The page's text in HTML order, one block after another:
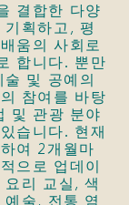
결합한 다양
획하고, 평
움의 사회로
합니다. 뿐만
및 공예의
참여를 바탕
및 관광 분야
습니다. 현재
여 2개월마
으로 업데이
리 교실, 색
술, 전통 염